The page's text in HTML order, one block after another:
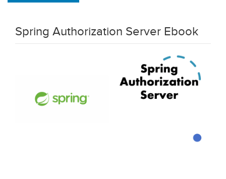
Spring Authorization Server Ebook